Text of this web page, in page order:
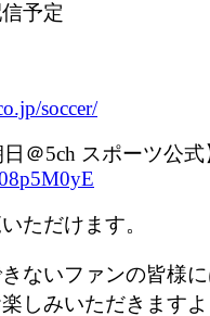
予定
soccer/
日＠5ch スポーツ公
ただけます。
ないファンの皆様
しみいただきます